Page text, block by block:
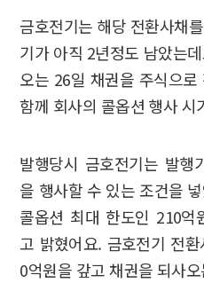
금호전기는 해당 전환사채
기가 아직 2년정도 남았는
오는 26일 채권을 주식으
함께 회사의 콜옵션 행사 시
발행당시 금호전기는 발
을 행사할 수 있는 조건을
콜옵션 최대 한도인 210억
고 밝혔어요. 금호전기 전
0억원을 갚고 채권을 되사